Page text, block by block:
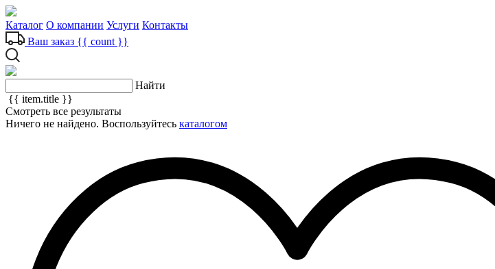
Каталог О компании Услуги Контакты
Ваш заказ {{ count }}
Найти
{{ item.title }}
Смотреть все результаты
Ничего не найдено. Воспользуйтесь каталогом